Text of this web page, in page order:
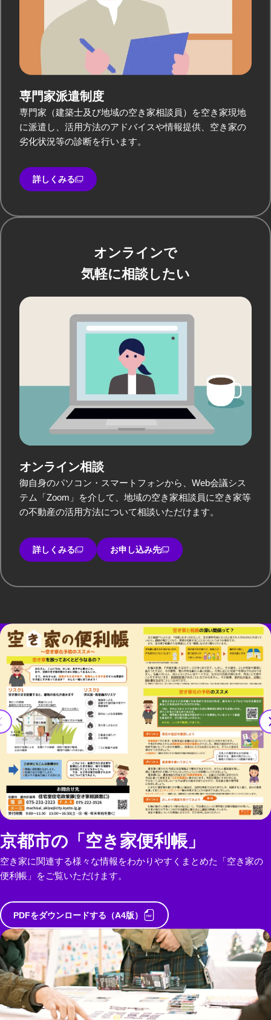
専門家派遣制度
専門家（建築士及び地域の空き家相談員）を空き家現地
に派遣し、活用方法のアドバイスや情報提供、空き家の
劣化状況等の診断を行います。
詳しくみる
オンラインで
気軽に相談したい
オンライン相談
御自身のパソコン・スマートフォンから、Web会議シス
テム「Zoom」を介して、地域の空き家相談員に空き家等
の不動産の活用方法について相談いただけます。
詳しくみる お申し込み先
京都市の「空き家便利帳」
空き家に関連する様々な情報をわかりやすくまとめた「空き家の
便利帳」をご覧いただけます。
PDFをダウンロードする（A4版）